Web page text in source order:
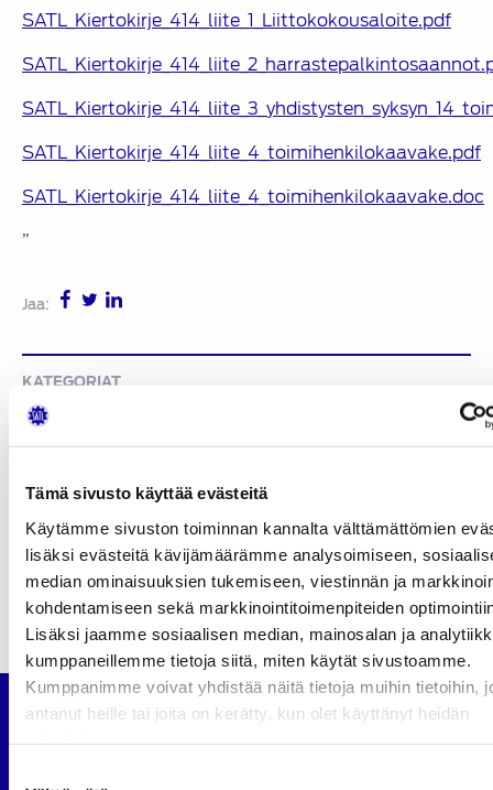
Tämä sivusto käyttää evästeitä
Käytämme sivuston toiminnan kannalta välttämättömien
lisäksi evästeitä kävijämäärämme analysoimiseen,
median ominaisuuksien tukemiseen, viestinnän ja
kohdentamiseen sekä markkinointitoimenpiteiden
Lisäksi jaamme sosiaalisen median, mainosalan ja
kumppaneillemme tietoja siitä, miten käytät sivustoamme.
Kumppanimme voivat yhdistää näitä tietoja muihin tietoihin,
antanut heille tai joita on kerätty, kun olet käyttänyt heidän
KATEGORIAT
SATL_Kiertokirje_414_liite_1_Liittokokousaloite.pdf
SATL_Kiertokirje_414_liite_4_toimihenkilokaavake.pdf
SATL_Kiertokirje_414_liite_4_toimihenkilokaavake.doc
”
Jaa:
selausVuoden Auto Suomessa on valittu, SATL:n entiset
Suomen Autolehti 1/2015 ilmestyy perjantaina 2.1.2015